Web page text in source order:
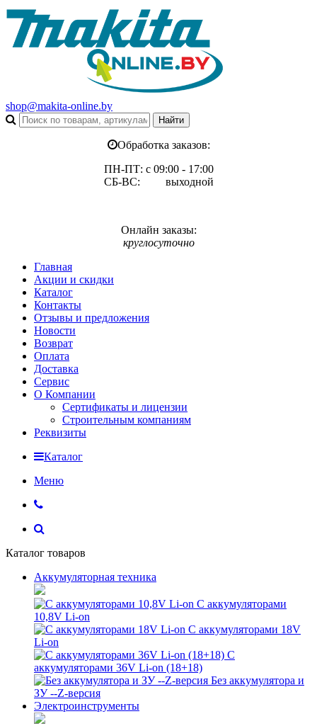
shop@makita-online.by
Обработка заказов:
ПН-ПТ: с 09:00 - 17:00
СБ-ВС: выходной
Онлайн заказы:
круглосуточно
Главная
Акции и скидки
Каталог
Контакты
Отзывы и предложения
Новости
Возврат
Оплата
Доставка
Сервис
О Компании
Сертификаты и лицензии
Строительным компаниям
Реквизиты
Каталог
Меню
Каталог товаров
Аккумуляторная техника
С аккумуляторами
10,8V Li-on
С аккумуляторами 18V
Li-on
С
аккумуляторами 36V Li-on (18+18)
Без аккумулятора и
ЗУ --Z-версия
Электроинструменты